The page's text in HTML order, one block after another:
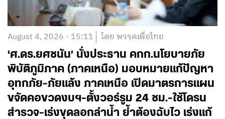
August 4, 2026 - 15:11 โดย พรรคเพื่อไทย
‘ศ.ดร.ยศชนัน’ นั่งประธาน คกก.นโยบายภัย
พิบัติภูมิภาค (ภาคเหนือ) มอบหมายแก้ปัญหา
อุทกภัย-ภัยแล้ง ภาคเหนือ เปิดมาตรการแผน
ขจัดคอขวดงบฯ-ตั้งวอร์รูม 24 ชม.-ใช้โดรน
สำรวจ-เร่งขุดลอกลำน้ำ ย้ำต้องฉับไว เร่งแก้